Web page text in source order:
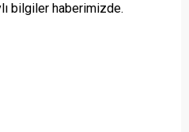
bilgiler haberimizde.